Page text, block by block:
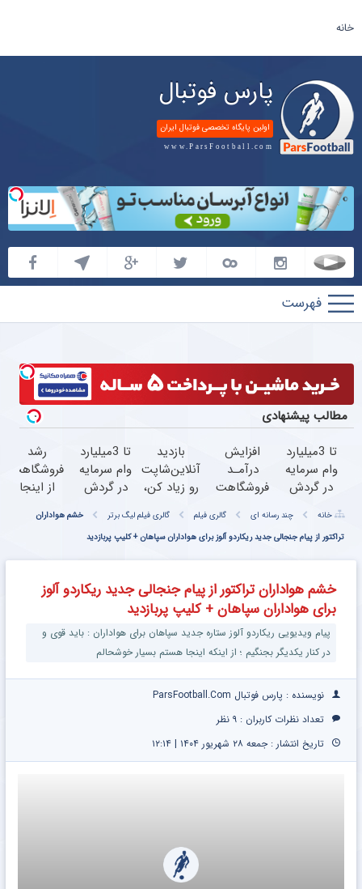
خانه
پارس فوتبال
اولین پایگاه تخصصی فوتبال ایران
www.ParsFootball.com
پارس
فوتبال
مطالب پیشنهادی
تا 3میلیارد
وام سرمایه
در گردش
=>
فروشگاهت
رو ثبت
افزایش
درآمـد
فروشگاهت
کن
بازدید
آنلاین‌شاپت
رو زیاد کن،
= درآمد
بیشتر
تا 3میلیارد
وام سرمایه
در گردش
فروشگاهت
رو ثبت
کن
رشد
فروشگاهت
از اینجا
می‌شه،
بیشتر،
آماده‌ای؟
خانه چند رسانه ای گالری فیلم گالری فیلم لیگ برتر
خشم هواداران
تراکتور از پیام جنجالی جدید ریکاردو آلوز برای هواداران سپاهان + کلیپ پربازدید
خشم هواداران تراکتور از پیام جنجالی جدید ریکاردو آلوز
برای هواداران سپاهان + کلیپ پربازدید
پیام ویدیویی ریکاردو آلوز ستاره جدید سپاهان برای هواداران : باید قوی و
در کنار یکدیگر بجنگیم ؛ از اینکه اینجا هستم بسیار خوشحالم
نویسنده : پارس فوتبال ParsFootball.Com
تعداد نظرات کاربران : ۹ نظر
تاریخ انتشار : جمعه ۲۸ شهریور ۱۴۰۴ | ۱۲:۱۴